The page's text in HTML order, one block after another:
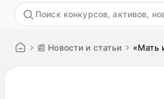
📰 Новости и статьи «Мать